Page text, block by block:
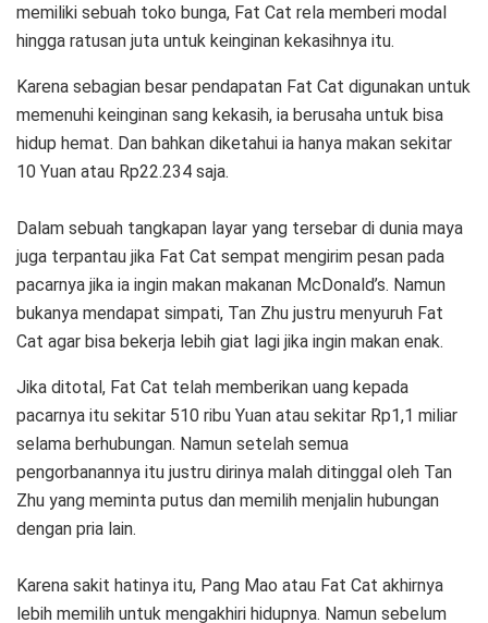
memiliki sebuah toko bunga, Fat Cat rela memberi modal
hingga ratusan juta untuk keinginan kekasihnya itu.
Karena sebagian besar pendapatan Fat Cat digunakan untuk
memenuhi keinginan sang kekasih, ia berusaha untuk bisa
hidup hemat. Dan bahkan diketahui ia hanya makan sekitar
10 Yuan atau Rp22.234 saja.
Dalam sebuah tangkapan layar yang tersebar di dunia maya
juga terpantau jika Fat Cat sempat mengirim pesan pada
pacarnya jika ia ingin makan makanan McDonald’s. Namun
bukanya mendapat simpati, Tan Zhu justru menyuruh Fat
Cat agar bisa bekerja lebih giat lagi jika ingin makan enak.
Jika ditotal, Fat Cat telah memberikan uang kepada
pacarnya itu sekitar 510 ribu Yuan atau sekitar Rp1,1 miliar
selama berhubungan. Namun setelah semua
pengorbanannya itu justru dirinya malah ditinggal oleh Tan
Zhu yang meminta putus dan memilih menjalin hubungan
dengan pria lain.
Karena sakit hatinya itu, Pang Mao atau Fat Cat akhirnya
lebih memilih untuk mengakhiri hidupnya. Namun sebelum